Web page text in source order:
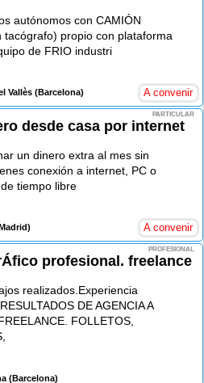
autónomos con CAMIÓN
tacógrafo) propio con plataforma
de FRIO industri
Vallès (Barcelona) A convenir
PARTICULAR
desde casa por internet
un dinero extra al mes sin
conexión a internet, PC o
tiempo libre
A convenir
PROFESIONAL
profesional. freelance
realizados.Experiencia
DE AGENCIA A
FOLLETOS,
(Barcelona)